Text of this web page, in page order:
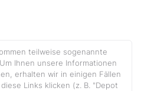
teilweise sogenannte
Ihnen unsere Informationen
erhalten wir in einigen Fällen
Links klicken (z. B. "Depot